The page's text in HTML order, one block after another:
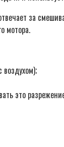
за
мотора.
это